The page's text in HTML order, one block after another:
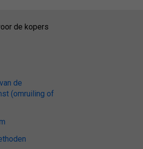
de kopers
de
(omruiling of